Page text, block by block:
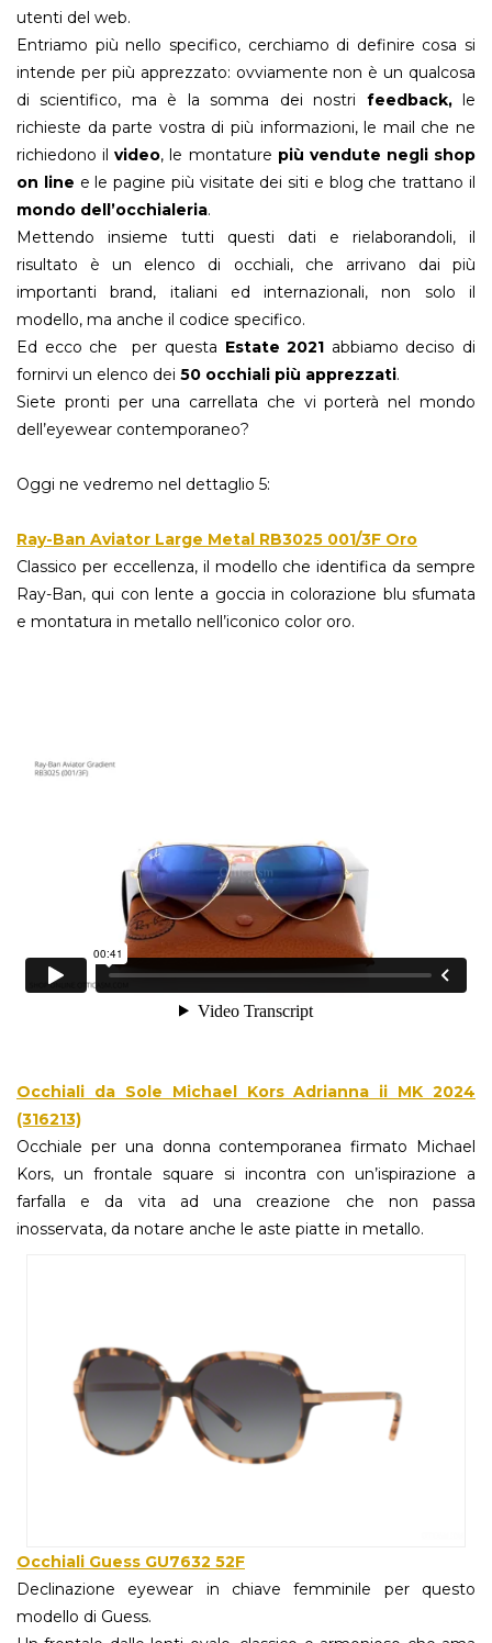
utenti del web.
Entriamo più nello specifico, cerchiamo di definire cosa si
intende per più apprezzato: ovviamente non è un qualcosa
di scientifico, ma è la somma dei nostri feedback,le
richieste da parte vostra di più informazioni, le mail che ne
richiedono ilvideo, le montature più vendute negli shop
on line e le pagine più visitate dei siti e blog che trattano il
mondo dell’occhialeria.
Mettendo insieme tutti questi dati e rielaborandoli, il
risultato è un elenco di occhiali, che arrivano dai più
importanti brand, italiani ed internazionali, non solo il
modello, ma anche il codice specifico.
Ed ecco che per questa Estate 2021 abbiamo deciso di
fornirvi un elenco dei 50 occhiali più apprezzati.
Siete pronti per una carrellata che vi porterà nel mondo
dell’eyewear contemporaneo?
Oggi ne vedremo nel dettaglio 5:
Ray-Ban Aviator Large Metal RB3025 001/3F Oro
Classico per eccellenza, il modello che identifica da sempre
Ray-Ban, qui con lente a goccia in colorazione blu sfumata
e montatura in metallo nell’iconico color oro.
Occhiali da Sole Michael Kors Adrianna ii MK 2024
(316213)
Occhiale per una donna contemporanea firmato Michael
Kors, un frontale square si incontra con un’ispirazione a
farfalla e da vita ad una creazione che non passa
inosservata, da notare anche le aste piatte in metallo.
Occhiali Guess GU7632 52F
Declinazione eyewear in chiave femminile per questo
modello di Guess.